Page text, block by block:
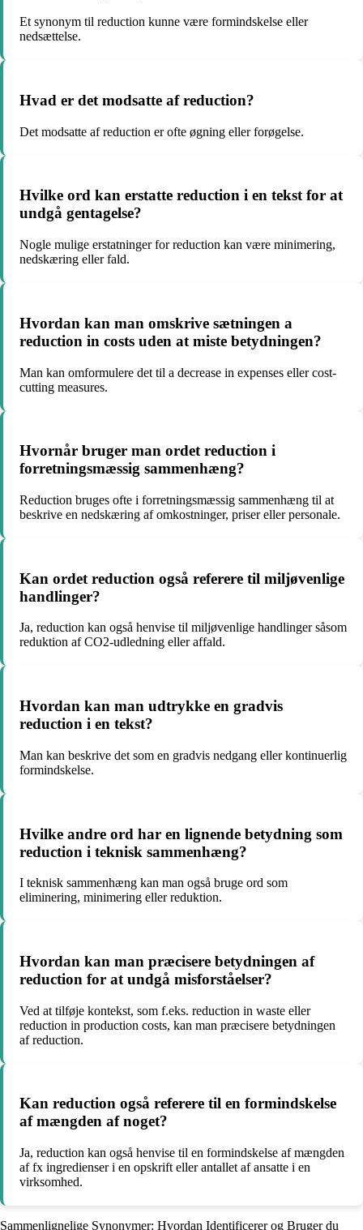
Et synonym til reduction kunne være formindskelse eller
nedsættelse.
Hvad er det modsatte af reduction?
Det modsatte af reduction er ofte øgning eller forøgelse.
Hvilke ord kan erstatte reduction i en tekst for at
undgå gentagelse?
Nogle mulige erstatninger for reduction kan være minimering,
nedskæring eller fald.
Hvordan kan man omskrive sætningen a
reduction in costs uden at miste betydningen?
Man kan omformulere det til a decrease in expenses eller cost-
cutting measures.
Hvornår bruger man ordet reduction i
forretningsmæssig sammenhæng?
Reduction bruges ofte i forretningsmæssig sammenhæng til at
beskrive en nedskæring af omkostninger, priser eller personale.
Kan ordet reduction også referere til miljøvenlige
handlinger?
Ja, reduction kan også henvise til miljøvenlige handlinger såsom
reduktion af CO2-udledning eller affald.
Hvordan kan man udtrykke en gradvis
reduction i en tekst?
Man kan beskrive det som en gradvis nedgang eller kontinuerlig
formindskelse.
Hvilke andre ord har en lignende betydning som
reduction i teknisk sammenhæng?
I teknisk sammenhæng kan man også bruge ord som
eliminering, minimering eller reduktion.
Hvordan kan man præcisere betydningen af
reduction for at undgå misforståelser?
Ved at tilføje kontekst, som f.eks. reduction in waste eller
reduction in production costs, kan man præcisere betydningen
af reduction.
Kan reduction også referere til en formindskelse
af mængden af noget?
Ja, reduction kan også henvise til en formindskelse af mængden
af fx ingredienser i en opskrift eller antallet af ansatte i en
virksomhed.
Sammenlignelige Synonymer: Hvordan Identificerer og Bruger du